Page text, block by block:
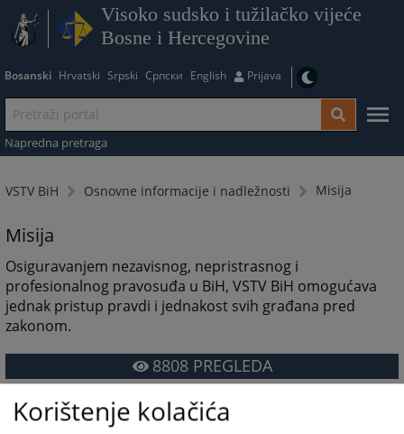
Visoko sudsko i tužilačko vijeće
Bosne i Hercegovine
Bosanski Hrvatski Srpski Српски English Prijava
Napredna pretraga
VSTV BiH Osnovne informacije i nadležnosti Misija
Misija
Osiguravanjem nezavisnog, nepristrasnog i
profesionalnog pravosuđa u BiH, VSTV BiH omogućava
jednak pristup pravdi i jednakost svih građana pred
zakonom.
8808PREGLEDA
Korištenje kolačića